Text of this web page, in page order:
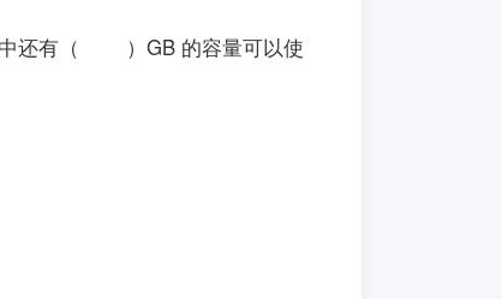
中还有（ ）GB 的容量可以使